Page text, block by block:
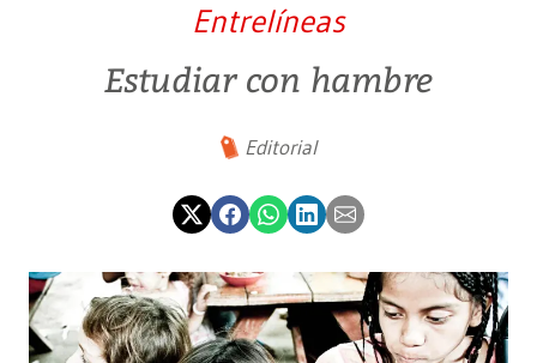
Entrelíneas
Estudiar con hambre
Editorial